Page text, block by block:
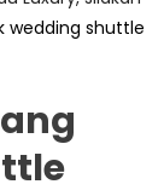
wedding shuttle